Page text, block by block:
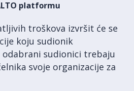
platformu
troškova izvršit će se
koju sudionik
sudionici trebaju
svoje organizacije za